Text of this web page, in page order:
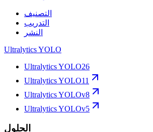
التصنيف
التدريب
النشر
Ultralytics YOLO
Ultralytics YOLO26
Ultralytics YOLO11
Ultralytics YOLOv8
Ultralytics YOLOv5
الحلول